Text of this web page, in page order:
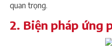
quan trọng.
2. Biện pháp ứng